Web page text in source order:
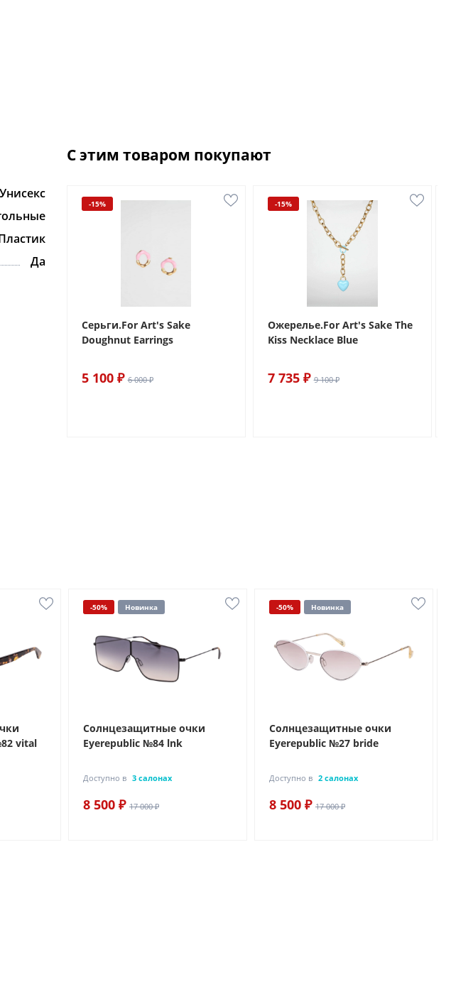
Да
С этим товаром покупают
-15%
Серьги.For Art's Sake
Doughnut Earrings
5 100 ₽ 6 000 ₽
-15%
Ожерелье.For Art's Sake The
Kiss Necklace Blue
7 735 ₽ 9 100 ₽
vital
-50% Новинка
Солнцезащитные очки
Eyerepublic №84 lnk
Доступно в 3 салонах
8 500 ₽ 17 000 ₽
-50% Новинка
Солнцезащитные очки
Eyerepublic №27 bride
Доступно в 2 салонах
8 500 ₽ 17 000 ₽